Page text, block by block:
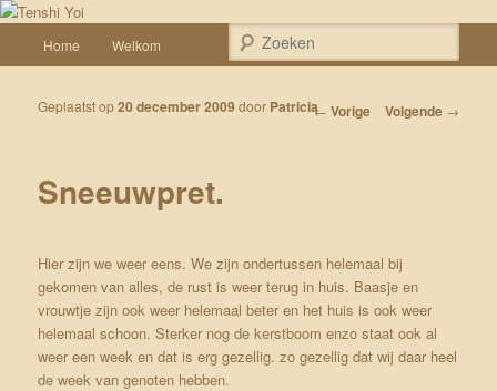
Spring naar de primaire inhoud
Tenshi Yoi
Een weblog over onze Shiba’s (Keiko, Rontu, Miyuki, Tatsu en Yumi)
Home Welkom
Bericht navigatie
← Vorige Volgende →
Sneeuwpret.
Geplaatst op20 december 2009 door Patricia
Hier zijn we weer eens. We zijn ondertussen helemaal bij
gekomen van alles, de rust is weer terug in huis. Baasje en
vrouwtje zijn ook weer helemaal beter en het huis is ook weer
helemaal schoon. Sterker nog de kerstboom enzo staat ook al
weer een week en dat is erg gezellig. zo gezellig dat wij daar heel
de week van genoten hebben.